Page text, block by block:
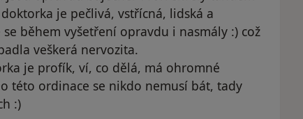
je pečlivá, vstřícná, lidská a
během vyšetření opravdu i nasmály :) což
veškerá nervozita.
je profík, ví, co dělá, má ohromné
této ordinace se nikdo nemusí bát, tady
:)